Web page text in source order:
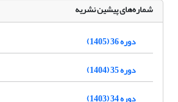
شماره‌های پیشین نشریه
دوره 36 (1405)
دوره 35 (1404)
دوره 34 (1403)